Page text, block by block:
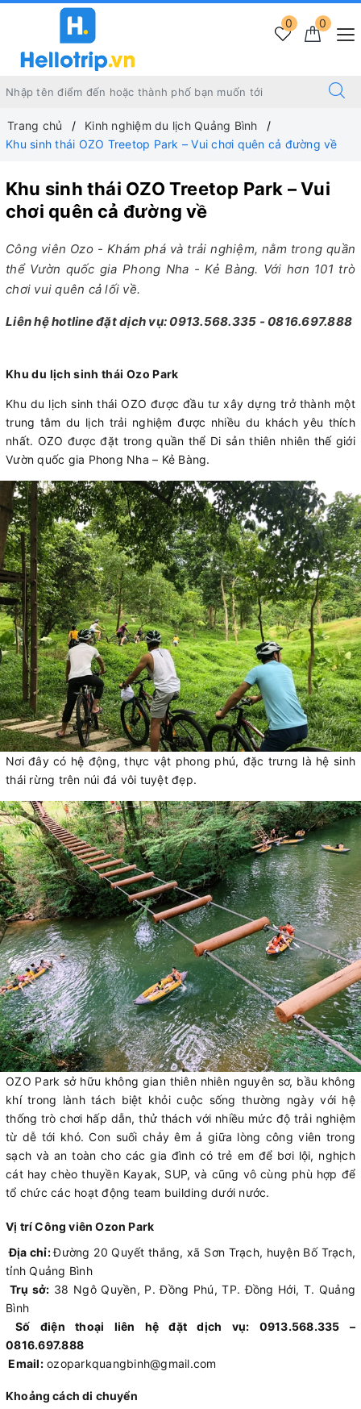
0
0
Trang chủ
Kinh nghiệm du lịch Quảng Bình
Khu sinh thái OZO Treetop Park – Vui chơi quên cả đường về
Khu sinh thái OZO Treetop Park – Vui
chơi quên cả đường về
Công viên Ozo - Khám phá và trải nghiệm, nằm trong quần
thể Vườn quốc gia Phong Nha - Kẻ Bàng. Với hơn 101 trò
chơi vui quên cả lối về.
Liên hệ hotline đặt dịch vụ: 0913.568.335 - 0816.697.888
Khu du lịch sinh thái Ozo Park
Khu du lịch sinh thái OZO được đầu tư xây dựng trở thành một
trung tâm du lịch trải nghiệm được nhiều du khách yêu thích
nhất. OZO được đặt trong quần thể Di sản thiên nhiên thế giới
Vườn quốc gia Phong Nha – Kẻ Bàng.
Nơi đây có hệ động, thực vật phong phú, đặc trưng là hệ sinh
thái rừng trên núi đá vôi tuyệt đẹp.
OZO Park sở hữu không gian thiên nhiên nguyên sơ, bầu không
khí trong lành tách biệt khỏi cuộc sống thường ngày với hệ
thống trò chơi hấp dẫn, thử thách với nhiều mức độ trải nghiệm
từ dễ tới khó. Con suối chảy êm ả giữa lòng công viên trong
sạch và an toàn cho các gia đình có trẻ em để bơi lội, nghịch
cát hay chèo thuyền Kayak, SUP, và cũng vô cùng phù hợp để
tổ chức các hoạt động team building dưới nước.
Vị trí Công viên Ozon Park
Địa chỉ:Đường 20 Quyết thắng, xã Sơn Trạch, huyện Bố Trạch,
tỉnh Quảng Bình
Trụ sở: 38 Ngô Quyền, P. Đồng Phú, TP. Đồng Hới, T. Quảng
Bình
Số điện thoại liên hệ đặt dịch vụ: 0913.568.335 –
0816.697.888
Email:ozoparkquangbinh@gmail.com
Khoảng cách di chuyển